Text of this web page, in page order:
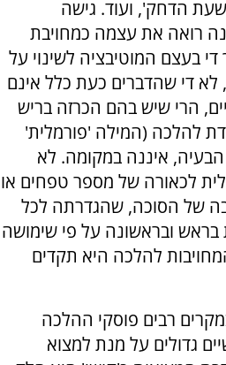
הדחק', ועוד. גישה
רואה את עצמה כמחויבת
בעצם המוטיבציה לשינוי על
לא די שהדברים כעת כלל אינם
הרי שיש בהם הכרזה בריש
להלכה (המילה 'פורמלית'
איננה במקומה. לא
לכאורה של מספר טפחים או
של הסוכה, שהגדרתה לכל
ובראשונה על פי שימושה
להלכה היא תקדים
רבים פוסקי ההלכה
גדולים על מנת למצוא